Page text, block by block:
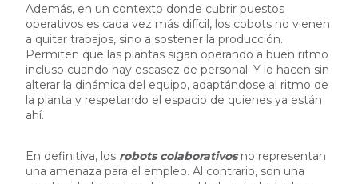
Además, en un contexto donde cubrir puestos
operativos es cada vez más difícil, los cobots no vienen
a quitar trabajos, sino a sostener la producción.
Permiten que las plantas sigan operando a buen ritmo
incluso cuando hay escasez de personal. Y lo hacen sin
alterar la dinámica del equipo, adaptándose al ritmo de
la planta y respetando el espacio de quienes ya están
ahí.
En definitiva, los robots colaborativosno representan
una amenaza para el empleo. Al contrario, son una